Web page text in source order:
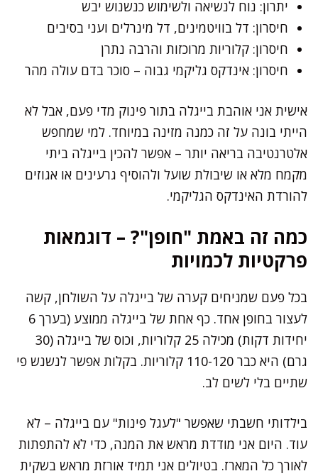
יתרון: נוח לנשיאה ולשימוש כנשנוש יבש
חיסרון: דל בוויטמינים, דל מינרלים ועני בסיבים
חיסרון: קלוריות מרוכזות והרבה נתרן
חיסרון: אינדקס גליקמי גבוה – סוכר בדם עולה מהר
אישית אני אוהבת בייגלה בתור פינוק מדי פעם, אבל לא
הייתי בונה על זה כמנה מזינה במיוחד. למי שמחפש
אלטרנטיבה בריאה יותר – אפשר להכין בייגלה ביתי
מקמח מלא או שיבולת שועל ולהוסיף גרעינים או אגוזים
להורדת האינדקס הגליקמי.
כמה זה באמת "חופן"? – דוגמאות
פרקטיות לכמויות
בכל פעם שמניחים קערה של בייגלה על השולחן, קשה
לעצור בחופן אחד. כף אחת של בייגלה ממוצע (בערך 6
יחידות דקות) מכילה 25 קלוריות, וכוס של בייגלה (30
גרם) היא כבר 110-120 קלוריות. בקלות אפשר לנשנש פי
שתיים בלי לשים לב.
בילדותי חשבתי שאפשר "לעגל פינות" עם בייגלה – לא
עוד. היום אני מודדת מראש את המנה, כדי לא להתפתות
לאורך כל המארז. בטיולים אני תמיד אורזת מראש בשקית